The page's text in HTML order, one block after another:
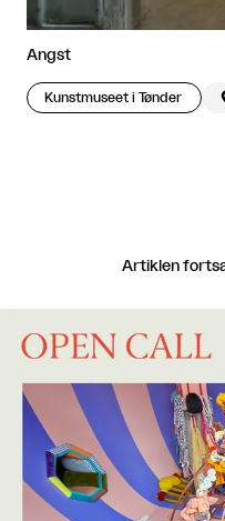
Angst
Kunstmuseet i Tønder
Artiklen